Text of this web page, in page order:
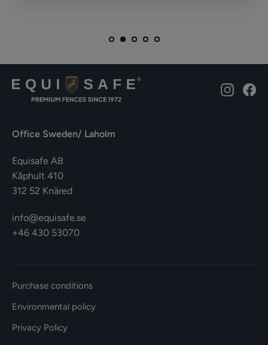
Office Sweden/ Laholm
Equisafe AB
Kåphult 410
312 52 Knäred
info@equisafe.se
+46 430 53070
Purchase conditions
Environmental policy
Privacy Policy